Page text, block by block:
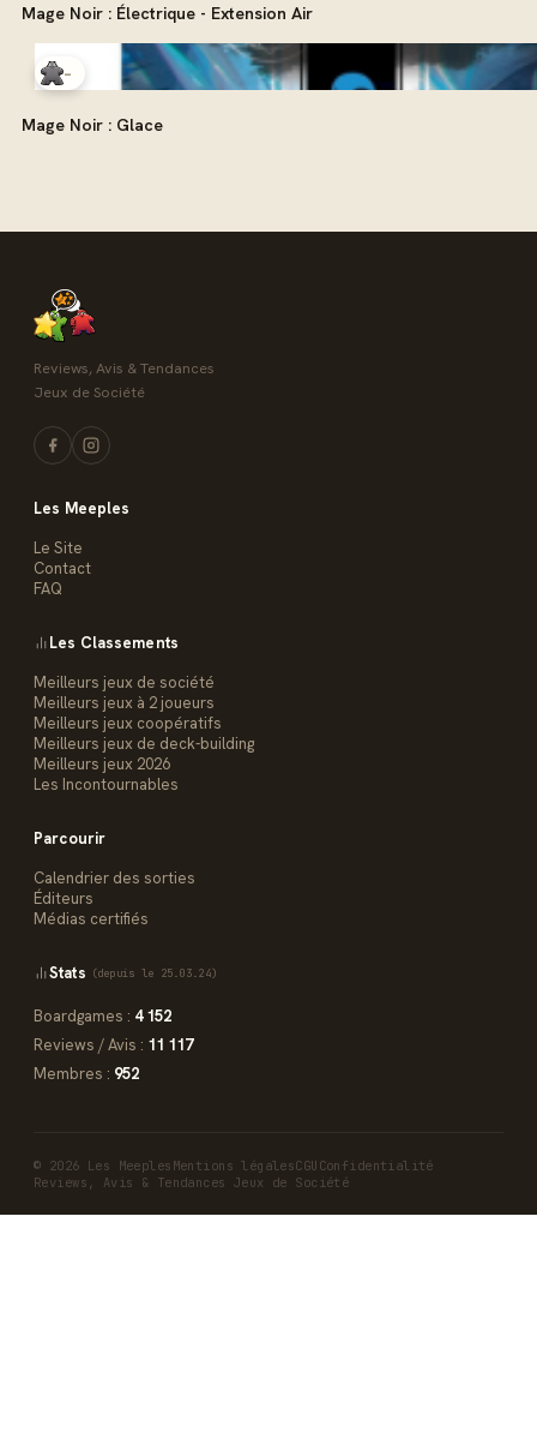
Mage Noir : Électrique - Extension Air
-
Mage Noir : Glace
Reviews, Avis & Tendances
Jeux de Société
Les Meeples
Le Site
Contact
FAQ
Les Classements
Meilleurs jeux de société
Meilleurs jeux à 2 joueurs
Meilleurs jeux coopératifs
Meilleurs jeux de deck-building
Meilleurs jeux 2026
Les Incontournables
Parcourir
Calendrier des sorties
Éditeurs
Médias certifiés
Stats (depuis le 25.03.24)
Boardgames : 4 152
Reviews / Avis : 11 117
Membres : 952
© 2026 Les Meeples Mentions légalesCGU Confidentialité
Reviews, Avis & Tendances Jeux de Société